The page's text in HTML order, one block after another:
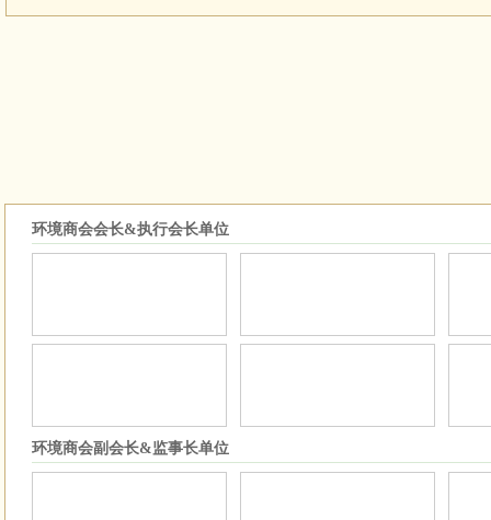
环境商会会长&执行会长单位
环境商会副会长&监事长单位